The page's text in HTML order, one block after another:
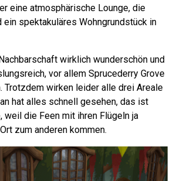
eine atmosphärische Lounge, die
ein spektakuläres Wohngrundstück in
wirklich wunderschön und
vor allem Sprucederry Grove
Trotzdem wirken leider alle drei Areale
hat alles schnell gesehen, das ist
weil die Feen mit ihren Flügeln ja
zum anderen kommen.